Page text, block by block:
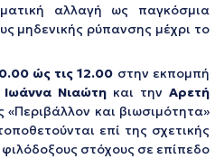
αλλαγή ως παγκόσμια
μηδενικής ρύπανσης μέχρι το
ώς τις 12.00 στην εκπομπή
Ιωάννα Νιαώτη και τηνΑρετή
«Περιβάλλον και βιωσιμότητα»
επί της σχετικής
στόχους σε επίπεδο